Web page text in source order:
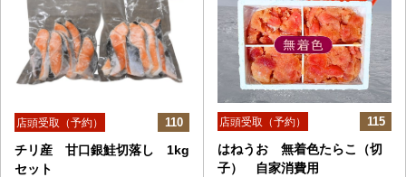
店頭受取（予約） 110
チリ産 甘口銀鮭切落し 1kg
セット
店頭受取（予約） 115
はねうお 無着色たらこ（切
子） 自家消費用